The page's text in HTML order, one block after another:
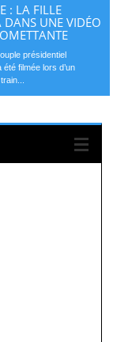
: LA FILLE
UNE VIDÉO
présidentiel
été filmée lors d’un